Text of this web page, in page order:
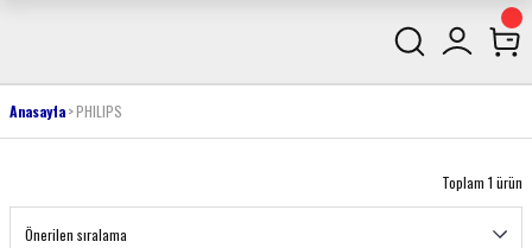
Anasayfa PHILIPS
Toplam 1 ürün